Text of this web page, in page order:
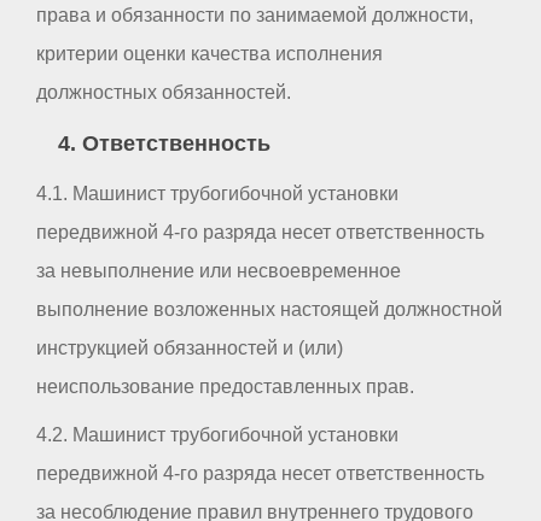
права и обязанности по занимаемой должности,
критерии оценки качества исполнения
должностных обязанностей.
4. Ответственность
4.1. Машинист трубогибочной установки
передвижной 4-го разряда несет ответственность
за невыполнение или несвоевременное
выполнение возложенных настоящей должностной
инструкцией обязанностей и (или)
неиспользование предоставленных прав.
4.2. Машинист трубогибочной установки
передвижной 4-го разряда несет ответственность
за несоблюдение правил внутреннего трудового